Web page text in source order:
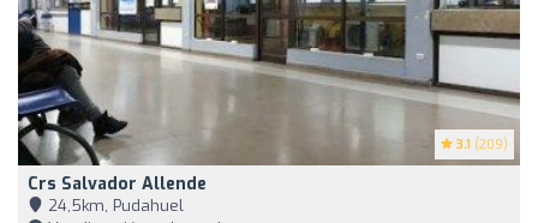
3.1 (209)
Crs Salvador Allende
24,5km, Pudahuel